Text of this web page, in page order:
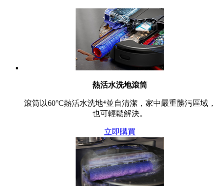
熱活水洗地滾筒
滾筒以60°C熱活水洗地⁴並自清潔，家中嚴重髒污區域，
也可輕鬆解決。
立即購買